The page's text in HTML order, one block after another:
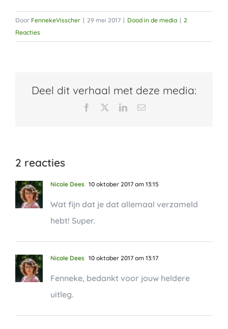
Door FennekeVisscher | 29 mei 2017 | Dood in de media | 2
Reacties
Deel dit verhaal met deze media:
Facebook LinkedIn
E-
2 reacties
Nicole Dees 10 oktober 2017 om 13:15
Wat fijn dat je dat allemaal verzameld
hebt! Super.
Nicole Dees 10 oktober 2017 om 13:17
Fenneke, bedankt voor jouw heldere
uitleg.